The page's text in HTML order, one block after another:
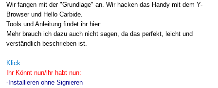
Wir fangen mit der "Grundlage" an. Wir hacken das Handy mit dem Y-
Browser und Hello Carbide.
Tools und Anleitung findet ihr hier:
Mehr brauch ich dazu auch nicht sagen, da das perfekt, leicht und
verständlich beschrieben ist.
Klick
Ihr Könnt nun/ihr habt nun:
-Installieren ohne Signieren